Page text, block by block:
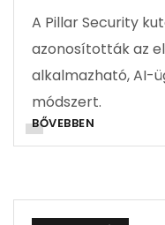
A Pillar Security
azonosították az
alkalmazható, AI-
módszert.
BŐVEBBEN